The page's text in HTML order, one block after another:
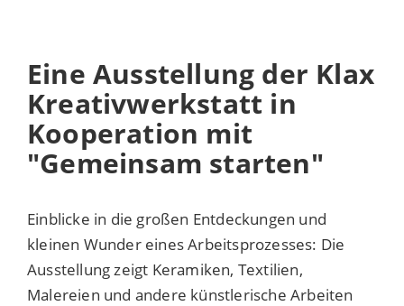
Eine Ausstellung der Klax
Kreativwerkstatt in
Kooperation mit
"Gemeinsam starten"
Einblicke in die großen Entdeckungen und
kleinen Wunder eines Arbeitsprozesses: Die
Ausstellung zeigt Keramiken, Textilien,
Malereien und andere künstlerische Arbeiten